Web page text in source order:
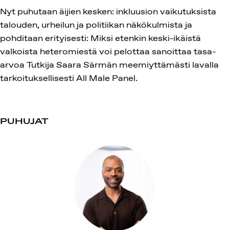
Nyt puhutaan äijien kesken: inkluusion vaikutuksista
talouden, urheilun ja politiikan näkökulmista ja
pohditaan erityisesti: Miksi etenkin keski-ikäistä
valkoista heteromiestä voi pelottaa sanoittaa tasa-
arvoa Tutkija Saara Särmän meemiyttämästi lavalla
tarkoituksellisesti All Male Panel.
PUHUJAT